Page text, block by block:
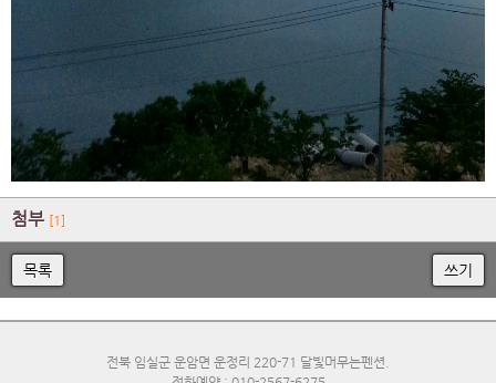
첨부 [1]
목록 쓰기
전북 임실군 운암면 운정리 220-71 달빛머무는펜션.